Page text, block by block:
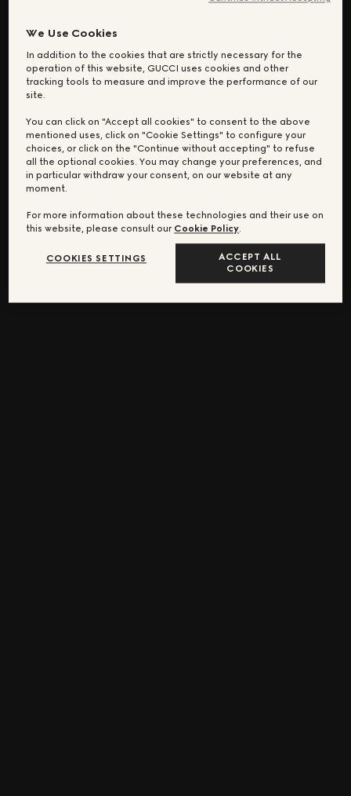
We Use Cookies
In addition to the cookies that are strictly necessary for the
operation of this website, GUCCI uses cookies and other
tracking tools to measure and improve the performance of our
site.
You can click on "Accept all cookies" to consent to the above
mentioned uses, click on "Cookie Settings" to configure your
choices, or click on the "Continue without accepting" to refuse
all the optional cookies. You may change your preferences, and
in particular withdraw your consent, on our website at any
moment.
For more information about these technologies and their use on
this website, please consult our Cookie Policy.
COOKIES SETTINGS
ACCEPT ALL
COOKIES